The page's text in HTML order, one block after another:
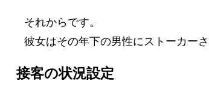
それからです。
彼女はその年下の男性にストーカー
接客の状況設定